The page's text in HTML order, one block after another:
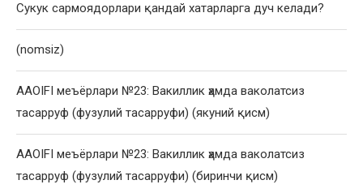
Сукук сармоядорлари қандай хатарларга дуч келади?
(nomsiz)
AAOIFI меъёрлари №23: Вакиллик ҳамда ваколатсиз
тасарруф (фузулий тасарруфи) (якуний қисм)
AAOIFI меъёрлари №23: Вакиллик ҳамда ваколатсиз
тасарруф (фузулий тасарруфи) (биринчи қисм)